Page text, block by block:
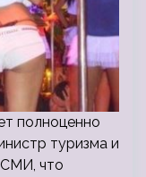
полноценно
туризма и
что